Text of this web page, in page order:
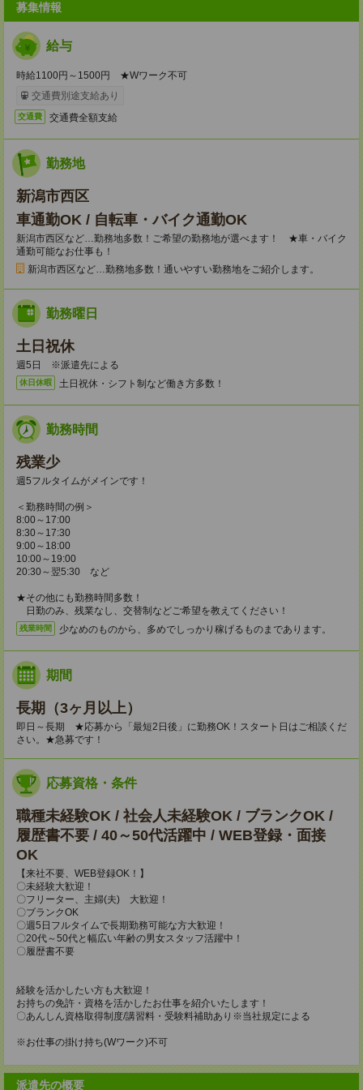
募集情報
給与
時給1100円～1500円 ★Wワーク不可
交通費別途支給あり
交通費 交通費全額支給
勤務地
新潟市西区
車通勤OK / 自転車・バイク通勤OK
新潟市西区など…勤務地多数！ご希望の勤務地が選べます！ ★車・バイク
通勤可能なお仕事も！
新潟市西区など…勤務地多数！通いやすい勤務地をご紹介します。
勤務曜日
土日祝休
週5日 ※派遣先による
休日休暇 土日祝休・シフト制など働き方多数！
勤務時間
残業少
週5フルタイムがメインです！
＜勤務時間の例＞
8:00～17:00
8:30～17:30
9:00～18:00
10:00～19:00
20:30～翌5:30 など
★その他にも勤務時間多数！
日勤のみ、残業なし、交替制などご希望を教えてください！
残業時間 少なめのものから、多めでしっかり稼げるものまであります。
期間
長期（3ヶ月以上）
即日～長期 ★応募から「最短2日後」に勤務OK！スタート日はご相談くだ
さい。★急募です！
応募資格・条件
職種未経験OK / 社会人未経験OK / ブランクOK /
履歴書不要 / 40～50代活躍中 / WEB登録・面接
OK
【来社不要、WEB登録OK！】
〇未経験大歓迎！
〇フリーター、主婦(夫) 大歓迎！
〇ブランクOK
〇週5日フルタイムで長期勤務可能な方大歓迎！
〇20代～50代と幅広い年齢の男女スタッフ活躍中！
〇履歴書不要
経験を活かしたい方も大歓迎！
お持ちの免許・資格を活かしたお仕事を紹介いたします！
〇あんしん資格取得制度/講習料・受験料補助あり※当社規定による
※お仕事の掛け持ち(Wワーク)不可
派遣先の概要